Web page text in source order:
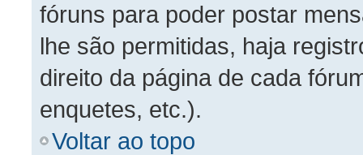
fóruns para poder postar
lhe são permitidas, haja
direito da página de cada
enquetes, etc.).
Voltar ao topo